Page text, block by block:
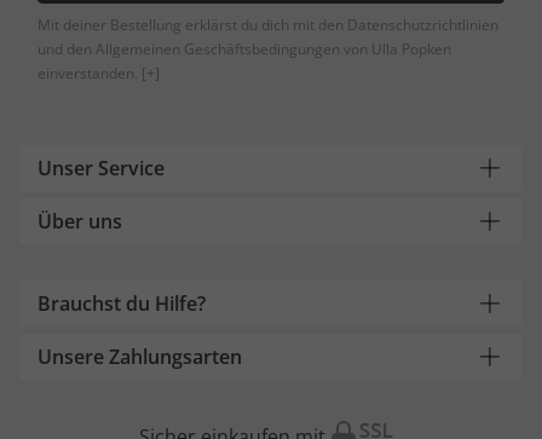
Mit deiner Bestellung erklärst du dich mit den Datenschutzrichtlinien
und den Allgemeinen Geschäftsbedingungen von Ulla Popken
einverstanden. [+]
Unser Service
Über uns
Brauchst du Hilfe?
Unsere Zahlungsarten